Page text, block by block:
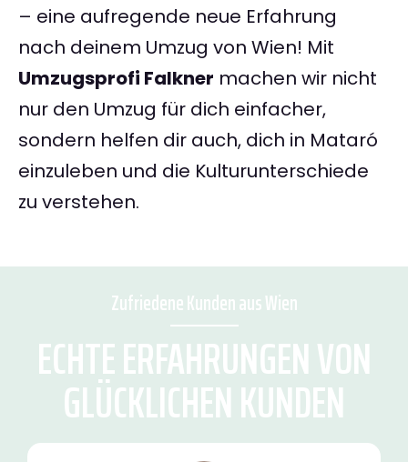
– eine aufregende neue Erfahrung
nach deinem Umzug von Wien! Mit
Umzugsprofi Falkner machen wir nicht
nur den Umzug für dich einfacher,
sondern helfen dir auch, dich in Mataró
einzuleben und die Kulturunterschiede
zu verstehen.
Zufriedene Kunden aus Wien
ECHTE ERFAHRUNGEN VON
GLÜCKLICHEN KUNDEN